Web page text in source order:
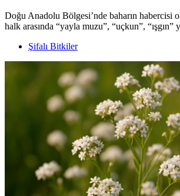
Doğu Anadolu Bölgesi’nde baharın habercisi
halk arasında “yayla muzu”, “uçkun”,
Şifalı Bitkiler